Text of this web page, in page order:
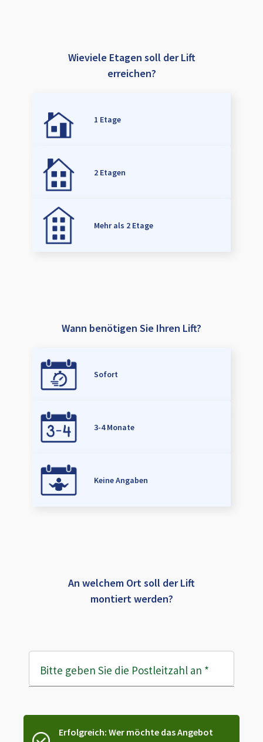
Wieviele Etagen soll der Lift
erreichen?
1 Etage
2 Etagen
Mehr als 2 Etage
Wann benötigen Sie Ihren Lift?
Sofort
3-4 Monate
Keine Angaben
An welchem Ort soll der Lift
montiert werden?
Bitte geben Sie die Postleitzahl an *
Erfolgreich: Wer möchte das Angebot